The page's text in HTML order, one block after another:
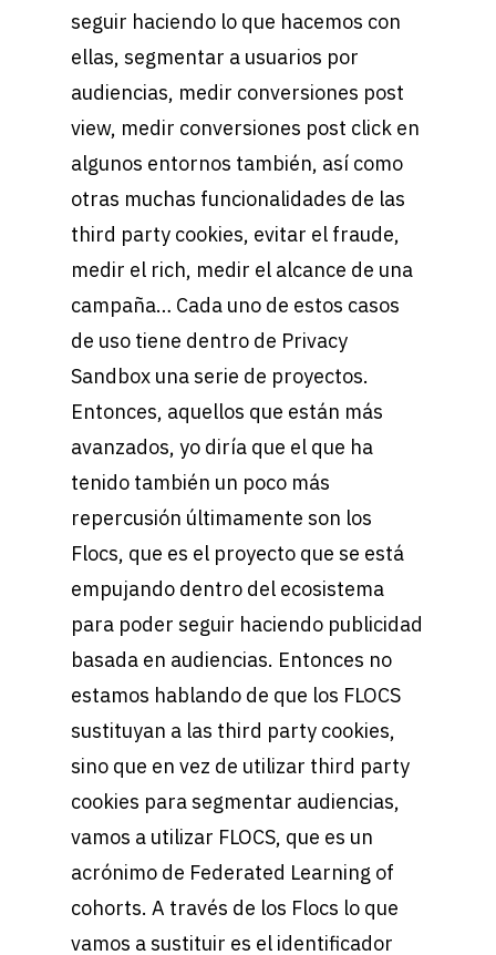
seguir haciendo lo que hacemos con
ellas, segmentar a usuarios por
audiencias, medir conversiones post
view, medir conversiones post click en
algunos entornos también, así como
otras muchas funcionalidades de las
third party cookies, evitar el fraude,
medir el rich, medir el alcance de una
campaña… Cada uno de estos casos
de uso tiene dentro de Privacy
Sandbox una serie de proyectos.
Entonces, aquellos que están más
avanzados, yo diría que el que ha
tenido también un poco más
repercusión últimamente son los
Flocs, que es el proyecto que se está
empujando dentro del ecosistema
para poder seguir haciendo publicidad
basada en audiencias. Entonces no
estamos hablando de que los FLOCS
sustituyan a las third party cookies,
sino que en vez de utilizar third party
cookies para segmentar audiencias,
vamos a utilizar FLOCS, que es un
acrónimo de Federated Learning of
cohorts. A través de los Flocs lo que
vamos a sustituir es el identificador